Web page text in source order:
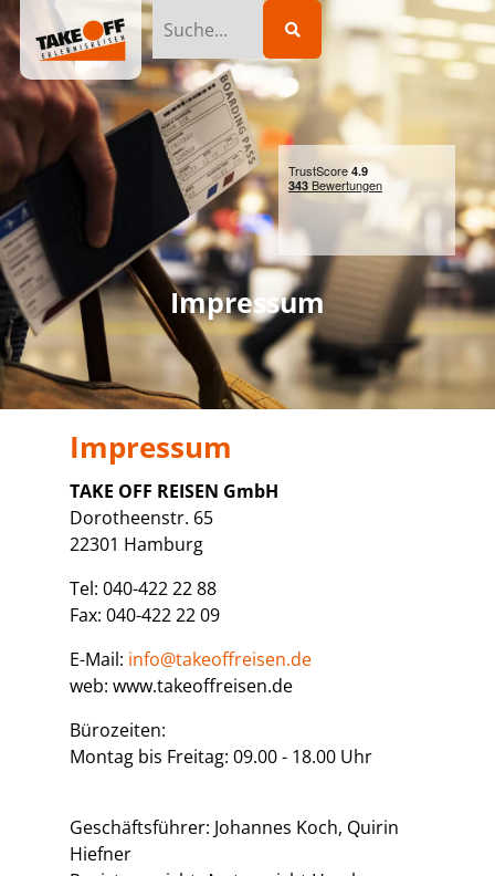
Impressum
Impressum
TAKE OFF REISEN GmbH
Dorotheenstr. 65
22301 Hamburg
Tel: 040-422 22 88
Fax: 040-422 22 09
E-Mail: info@takeoffreisen.de
web: www.takeoffreisen.de
Bürozeiten:
Montag bis Freitag: 09.00 - 18.00 Uhr
Geschäftsführer: Johannes Koch, Quirin
Hiefner